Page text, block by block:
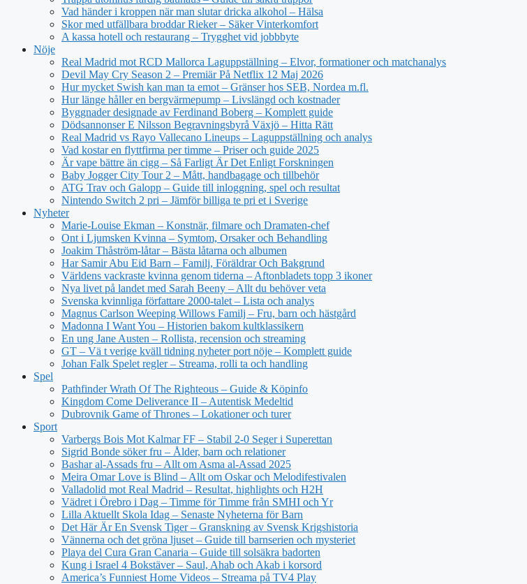
Vad händer i kroppen när man slutar dricka alkohol – Hälsa
Skor med utfällbara broddar Rieker – Säker Vinterkomfort
A kassa hotell och restaurang – Trygghet vid jobbbyte
Nöje
Real Madrid mot RCD Mallorca Laguppställning – Elvor, formationer och matchanalys
Devil May Cry Season 2 – Premiär På Netflix 12 Maj 2026
Hur mycket Swish kan man ta emot – Gränser hos SEB, Nordea m.fl.
Hur länge håller en bergvärmepump – Livslängd och kostnader
Byggnader designade av Ferdinand Boberg – Komplett guide
Dödsannonser E Nilsson Begravningsbyrå Växjö – Hitta Rätt
Real Madrid vs Rayo Vallecano Lineups – Laguppställning och analys
Vad kostar en flyttfirma per timme – Priser och guide 2025
Är vape bättre än cigg – Så Farligt Är Det Enligt Forskningen
Baby Jogger City Tour 2 – Mått, handbagage och tillbehör
ATG Trav och Galopp – Guide till inloggning, spel och resultat
Nintendo Switch 2 pri – Jämför billiga te pri et i Sverige
Nyheter
Marie-Louise Ekman – Konstnär, filmare och Dramaten-chef
Ont i Ljumsken Kvinna – Symtom, Orsaker och Behandling
Joakim Thåström-låtar – Bästa låtarna och albumen
Har Samir Abu Eid Barn – Familj, Föräldrar Och Bakgrund
Världens vackraste kvinna genom tiderna – Aftonbladets topp 3 ikoner
Nya livet på landet med Sarah Beeny – Allt du behöver veta
Svenska kvinnliga författare 2000-talet – Lista och analys
Magnus Carlson Weeping Willows Familj – Fru, barn och hästgård
Madonna I Want You – Historien bakom kultklassikern
En ung Jane Austen – Rollista, recension och streaming
GT – Vä t verige kväll tidning nyheter port nöje – Komplett guide
Johan Falk Spelet regler – Streama, rolli ta och handling
Spel
Pathfinder Wrath Of The Righteous – Guide & Köpinfo
Kingdom Come Deliverance II – Autentisk Medeltid
Dubrovnik Game of Thrones – Lokationer och turer
Sport
Varbergs Bois Mot Kalmar FF – Stabil 2-0 Seger i Superettan
Sigrid Bonde söker fru – Ålder, barn och relationer
Bashar al-Assads fru – Allt om Asma al-Assad 2025
Meira Omar Love is Blind – Allt om Oskar och Melodifestivalen
Valladolid mot Real Madrid – Resultat, highlights och H2H
Vädret i Örebro i Dag – Timme för Timme från SMHI och Yr
Lilla Aktuellt Skola Idag – Senaste Nyheterna för Barn
Det Här Är En Svensk Tiger – Granskning av Svensk Krigshistoria
Vännerna och det gröna ljuset – Guide till barnserien och mysteriet
Playa del Cura Gran Canaria – Guide till solsäkra badorten
Kung i Israel 4 Bokstäver – Saul, Ahab och Akab i korsord
America’s Funniest Home Videos – Streama på TV4 Play